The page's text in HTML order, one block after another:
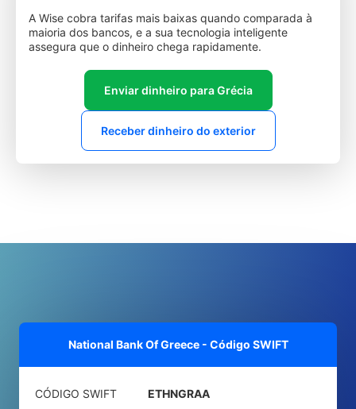
A Wise cobra tarifas mais baixas quando comparada à
maioria dos bancos, e a sua tecnologia inteligente
assegura que o dinheiro chega rapidamente.
Enviar dinheiro para Grécia
Receber dinheiro do exterior
National Bank Of Greece - Código SWIFT
CÓDIGO SWIFT ETHNGRAA